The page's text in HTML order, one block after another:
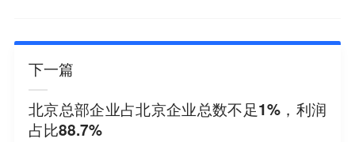
下一篇
北京总部企业占北京企业总数不足1%，利润
占比88.7%